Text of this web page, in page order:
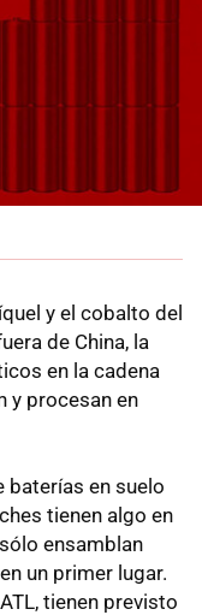
y el cobalto del
de China, la
en la cadena
y procesan en
en suelo
tienen algo en
ensamblan
un primer lugar.
tienen previsto